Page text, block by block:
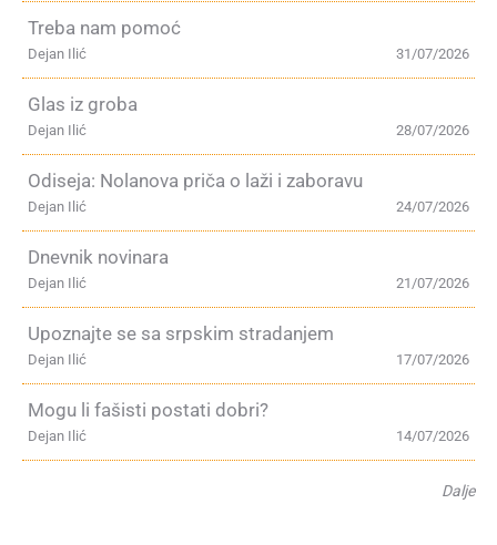
Treba nam pomoć
31/07/2026
Dejan Ilić
Glas iz groba
28/07/2026
Dejan Ilić
Odiseja: Nolanova priča o laži i zaboravu
24/07/2026
Dejan Ilić
Dnevnik novinara
21/07/2026
Dejan Ilić
Upoznajte se sa srpskim stradanjem
17/07/2026
Dejan Ilić
Mogu li fašisti postati dobri?
14/07/2026
Dejan Ilić
Dalje